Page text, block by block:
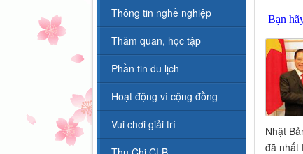
Bạn
Nhật
đã nhất
Thông tin nghề nghiệp
Thăm quan, học tập
Phần tin du lịch
Hoạt động vì cộng đồng
Vui chơi giải trí